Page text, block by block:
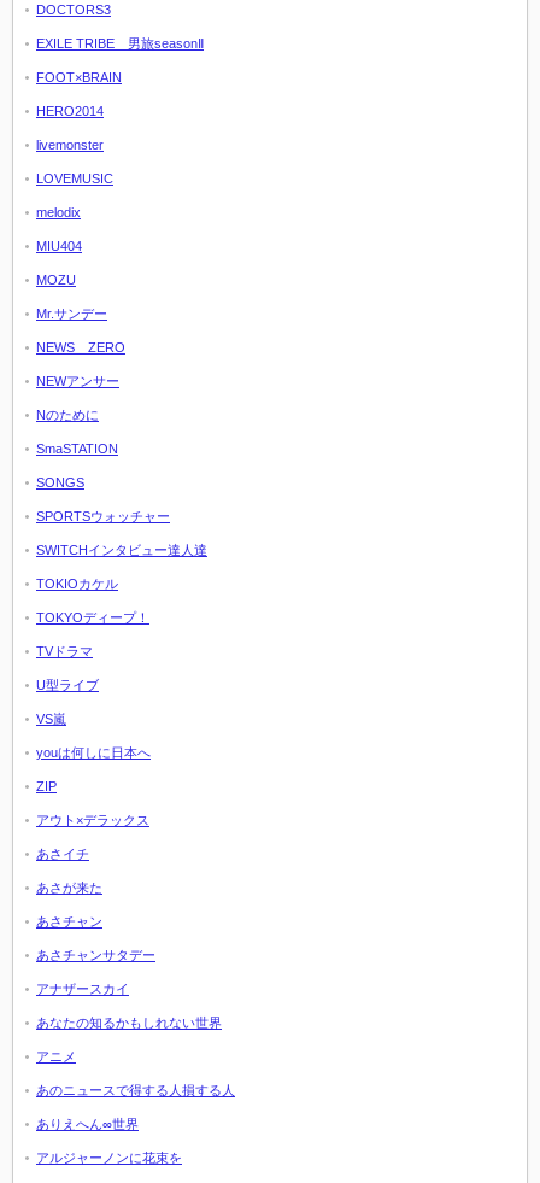
DOCTORS3
EXILE TRIBE 男旅seasonⅡ
FOOT×BRAIN
HERO2014
livemonster
LOVEMUSIC
melodix
MIU404
MOZU
Mr.サンデー
NEWS ZERO
NEWアンサー
Nのために
SmaSTATION
SONGS
SPORTSウォッチャー
SWITCHインタビュー達人達
TOKIOカケル
TOKYOディープ！
TVドラマ
U型ライブ
VS嵐
youは何しに日本へ
ZIP
アウト×デラックス
あさイチ
あさが来た
あさチャン
あさチャンサタデー
アナザースカイ
あなたの知るかもしれない世界
アニメ
あのニュースで得する人損する人
ありえへん∞世界
アルジャーノンに花束を